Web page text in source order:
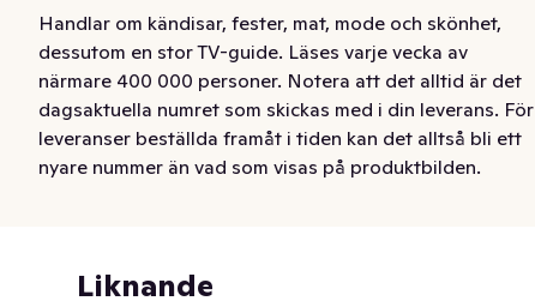
Handlar om kändisar, fester, mat, mode och skönhet,
dessutom en stor TV-guide. Läses varje vecka av
närmare 400 000 personer. Notera att det alltid är det
dagsaktuella numret som skickas med i din leverans. För
leveranser beställda framåt i tiden kan det alltså bli ett
nyare nummer än vad som visas på produktbilden.
dagsaktuella numret som skickas med i din leverans. För
Liknande